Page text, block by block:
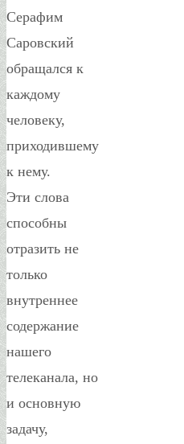
Серафим
Саровский
обращался к
каждому
человеку,
приходившему
к нему.
Эти слова
способны
отразить не
только
внутреннее
содержание
нашего
телеканала, но
и основную
задачу,